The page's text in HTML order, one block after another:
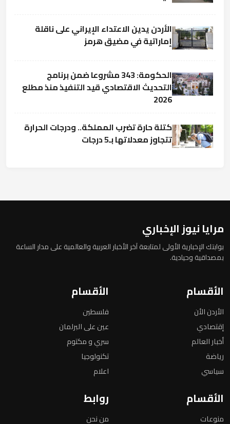
الأردن يدين الاعتداء الإيراني على ناقلة
إماراتية في مضيق هرمز
الحكومة: 343 مشروعا ضمن برنامج
التحديث الاقتصادي قيد التنفيذ منذ مطلع
2026
كتلة حارة تضرب المملكة.. ودرجات الحرارة
تتجاوز معدلاتها بـ5 درجات
مرايا نيوز الإخباري
بوابتك الإخبارية الأولى لمتابعة آخر الأخبار العربية والعالمية على مدار الساعة
بمصداقية وحيادية.
الأقسام
الأردن الأن
إقتصادي
أخبار العالم
رياضة
سياسي
الأقسام
فلسطين
عين على البرلمان
سري و مكتوم
تكنولوجيا
اعلام
الأقسام
منوعات
روابط
من نحن